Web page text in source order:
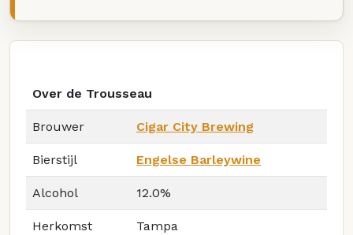
Over de Trousseau
Brouwer Cigar City Brewing
Bierstijl Engelse Barleywine
Alcohol 12.0%
Herkomst Tampa